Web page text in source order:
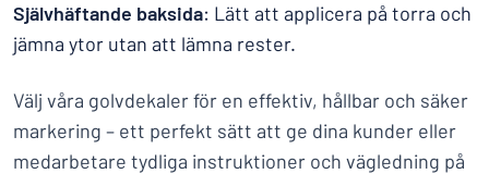
Självhäftande baksida: Lätt att applicera på torra och
jämna ytor utan att lämna rester.
Välj våra golvdekaler för en effektiv, hållbar och säker
markering – ett perfekt sätt att ge dina kunder eller
medarbetare tydliga instruktioner och vägledning på